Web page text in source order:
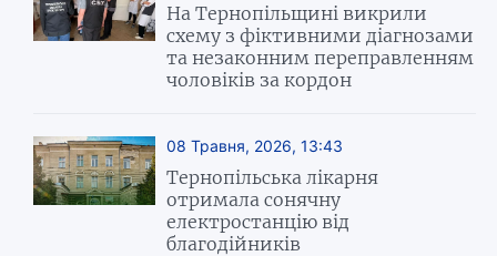
На Тернопільщині викрили
схему з фіктивними діагнозами
та незаконним переправленням
чоловіків за кордон
08 Травня, 2026, 13:43
Тернопільська лікарня
отримала сонячну
електростанцію від
благодійників